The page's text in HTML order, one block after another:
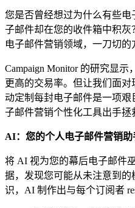
您是否曾经想过为什么有些
子邮件却在您的收件箱中积
电子邮件营销领域，一刀切的
Campaign Monitor 的研究显
更高的交易率。但让我们面
动定制每封电子邮件是一项
子邮件营销个性化工具出手拯
AI：您的个人电子邮件营销助
将 AI 视为您的幕后电子邮件
据，发现您可能从未注意到
识，AI 制作出与每个订阅者